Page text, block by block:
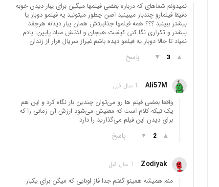
نمیدونم شماهای که درباره بعضی فیلمها میگین برای یبار دیدن خوبه
دقیقا فیلمارو چندبار میبینید اصن چطور میتونید یه فیلمو دوبار یا
بیشتر ببینید ؟؟؟ همه فیلمها جذابیتش همان یبار دیدنه هرچقد
بیشتر و تکراری نگا کنی کیفیت هیجان و لذتش میاد پایین، یادم
نمیاد تا حالا دوبار یه فیلمو دیده باشم غیراز سریال فرار از زندان
▲
3
▼ پاسخ
Ali57M 1 سال قبل
واقعا بعضی فیلم ها رو می‌توان چندین بار نگاه کرد و این هم
یک تیکه کلام است که معنیش می‌شود ارزش آن زمانی را که
برای دیدن این فیلم می‌گذارید را دارد
▲
2
▼ پاسخ
Zodiyak 1 سال قبل
منم همیشه همینو گفتم جدا فاز اونایی که میگن برای یکبار